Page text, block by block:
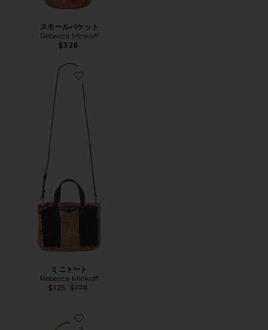
スモールバケット
Rebecca Minkoff
$328
Favorite ミニトート
ミニトート
Rebecca Minkoff
$125 Previous price:
$178
Favorite NAOMI ホーボー